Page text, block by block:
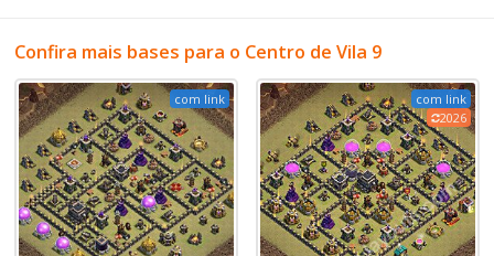
Confira mais bases para o Centro de Vila 9
com link
com link
2026